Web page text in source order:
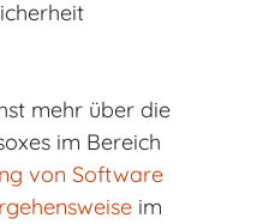
mehr über die
im Bereich
von Software
im